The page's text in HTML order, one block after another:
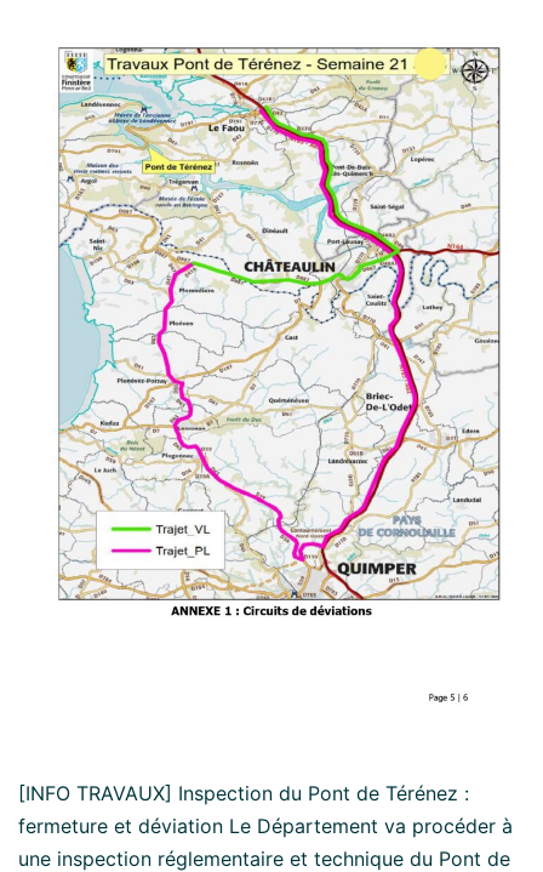
[INFO TRAVAUX] Inspection du Pont de Térénez :
fermeture et déviation Le Département va procéder à
une inspection réglementaire et technique du Pont de